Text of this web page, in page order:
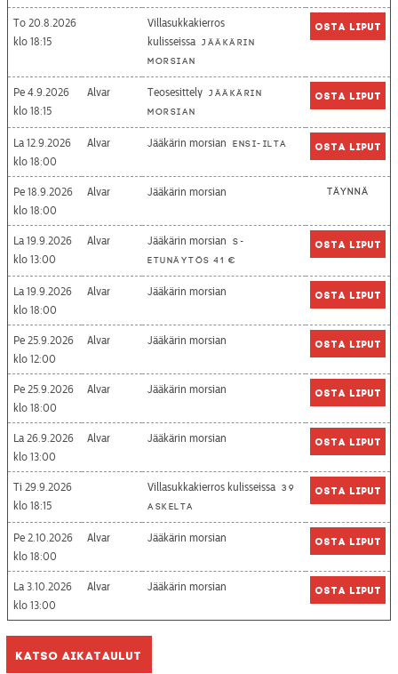
To 20.8.2026
18:15
Villasukkakierros
kulisseissa Jääkärin
morsian
Osta liput
Pe 4.9.2026
18:15
Alvar Teosesittely Jääkärin
morsian
Osta liput
La 12.9.2026
18:00
Alvar Jääkärin morsian Ensi-ilta Osta liput
Pe 18.9.2026
18:00
Alvar Jääkärin morsian Täynnä
La 19.9.2026
13:00
Alvar Jääkärin morsian
S-
etunäytös 41 €
Osta liput
La 19.9.2026
18:00
Alvar Jääkärin morsian Osta liput
Pe 25.9.2026
12:00
Alvar Jääkärin morsian Osta liput
Pe 25.9.2026
18:00
Alvar Jääkärin morsian Osta liput
La 26.9.2026
13:00
Alvar Jääkärin morsian Osta liput
Ti 29.9.2026
18:15
Villasukkakierros kulisseissa 39
askelta
Osta liput
Pe 2.10.2026
18:00
Alvar Jääkärin morsian Osta liput
La 3.10.2026
13:00
Alvar Jääkärin morsian Osta liput
Katso aikataulut